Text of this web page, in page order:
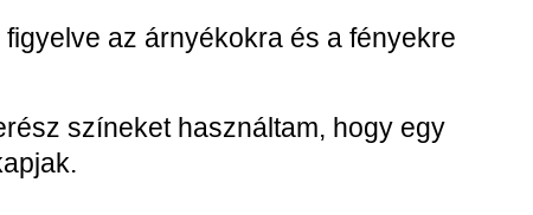
az árnyékokra és a fényekre
színeket használtam, hogy egy